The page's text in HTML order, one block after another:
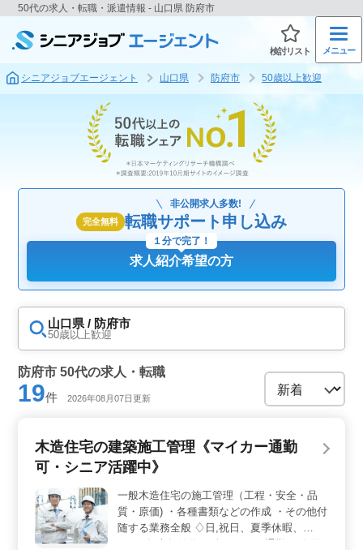
50代の求人・転職・派遣情報 - 山口県 防府市
検討リスト メニュー
シニアジョブエージェント 山口県 防府市 50歳以上歓迎
完全無料
非公開求人多数!
転職サポート申し込み
求人紹介希望の方
１分で完了！
山口県 / 防府市
50歳以上歓迎
防府市 50代の求人・転職
19件 2026年08月07日更新
木造住宅の建築施工管理《マイカー通勤
可・シニア活躍中》
一般木造住宅の施工管理（工程・安全・品
質・原価) ・各種書類などの作成 ・その他付
随する業務全般 ♢日,祝日、夏季休暇、